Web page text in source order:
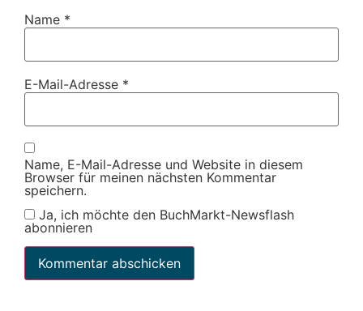
Name *
E-Mail-Adresse *
Name, E-Mail-Adresse und Website in diesem
Browser für meinen nächsten Kommentar
speichern.
Ja, ich möchte den BuchMarkt-Newsflash
abonnieren